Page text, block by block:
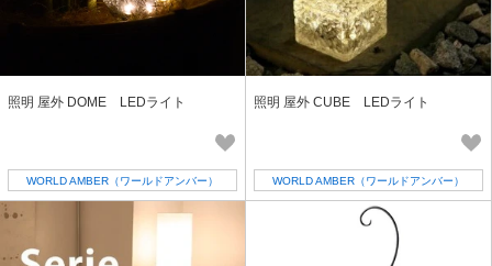
照明 屋外 DOME LEDライト
WORLD AMBER（ワールドアンバー）
照明 屋外 CUBE LEDライト
WORLD AMBER（ワールドアンバー）